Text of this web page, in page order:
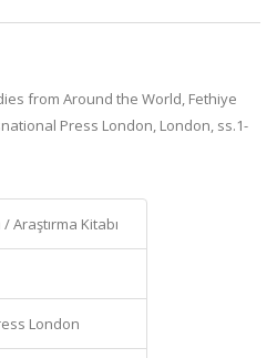
from Around the World, Fethiye
Press London, London, ss.1-
Araştırma Kitabı
London